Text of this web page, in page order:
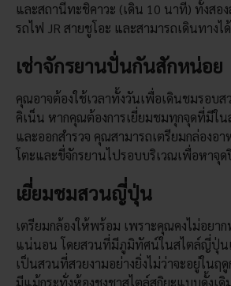
และสถานีทะชิคาวะ (เดิน 10 นาที) ทั้งสอ
รถไฟ JR สายชูโอะ และสามารถเดินทางไ
เช่าจักรยานปั่นกันสักหน่อย
คุณอาจต้องใช้เวลาทั้งวันเพื่อเดินชมรอบส
คิเน็น หากคุณต้องการเยี่ยมชมทุกจุดที่มีใน
และออกสำรวจ คุณสามารถเตรียมกล่องอ
โตะและขี่จักรยานไปรอบบริเวณเพื่อหาจุ
เยี่ยมชมสวนญี่ปุ่น
เตรียมกล้องให้พร้อม เพราะคุณคงไม่อย
แน่นอน โดยสวนที่มีภูมิทัศน์ในสไตล์ญี่ปุ่น
เป็นสวนที่สวยงามอย่างยิ่งไม่ว่าจะอยู่ในฤ
มีแม้กระทั่งห้องชงชาสไตล์สุกิยะแบบดั้งเ